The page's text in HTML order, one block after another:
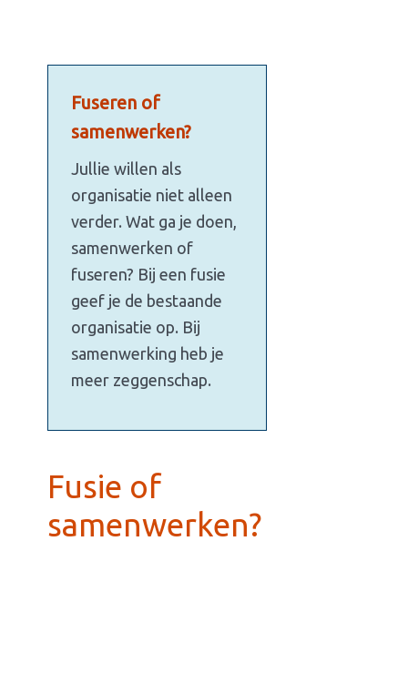
Fuseren of
samenwerken?
Jullie willen als
organisatie niet alleen
verder. Wat ga je doen,
samenwerken of
fuseren? Bij een fusie
geef je de bestaande
organisatie op. Bij
samenwerking heb je
meer zeggenschap.
Fusie of
samenwerken?